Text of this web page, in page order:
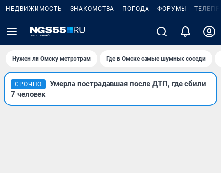
НЕДВИЖИМОСТЬ ЗНАКОМСТВА ПОГОДА ФОРУМЫ
Нужен ли Омску метротрам Где в Омске самые шумные соседи
СРОЧНО
Умерла пострадавшая после ДТП, где сбили
7 человек